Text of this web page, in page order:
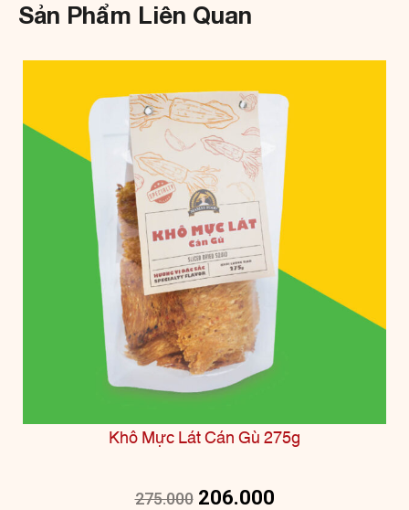
Sản Phẩm Liên Quan
Khô Mực Lát Cán Gù 275g
275.000 206.000